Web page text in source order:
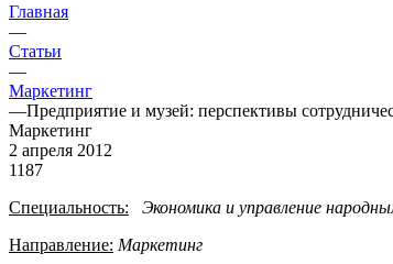
Главная
—
Статьи
—
Маркетинг
—Предприятие и музей: перспективы
Маркетинг
2 апреля 2012
1187
Специальность:
Экономика и управление
Направление: Маркетинг